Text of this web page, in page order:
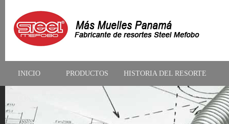
INICIO PRODUCTOS HISTORIA DEL RESORTE